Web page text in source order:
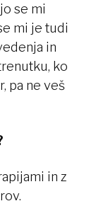
se mi
mi je tudi
in
ko
pa ne veš
in z